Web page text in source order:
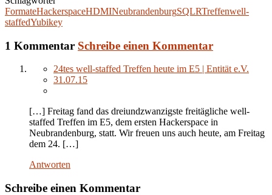
FormateHackerspaceHDMINeubrandenburgSQLRTreffenwell-
staffedYubikey
1 Kommentar Schreibe einen Kommentar
24tes well-staffed Treffen heute im E5 | Entität e.V.
31.07.15
[…] Freitag fand das dreiundzwanzigste freitägliche well-
staffed Treffen im E5, dem ersten Hackerspace in
Neubrandenburg, statt. Wir freuen uns auch heute, am Freitag
dem 24. […]
Antworten
Schreibe einen Kommentar